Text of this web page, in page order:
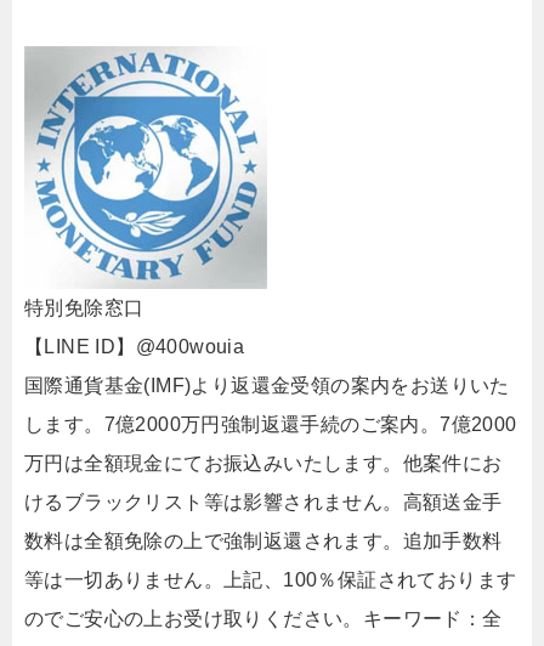
特別免除窓口
【LINE ID】@400wouia
国際通貨基金(IMF)より返還金受領の案内をお送りいた
します。7億2000万円強制返還手続のご案内。7億2000
万円は全額現金にてお振込みいたします。他案件にお
けるブラックリスト等は影響されません。高額送金手
数料は全額免除の上で強制返還されます。追加手数料
等は一切ありません。上記、100％保証されております
のでご安心の上お受け取りください。キーワード：全